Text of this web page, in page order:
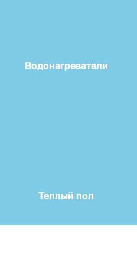
Водонагреватели
Теплый пол